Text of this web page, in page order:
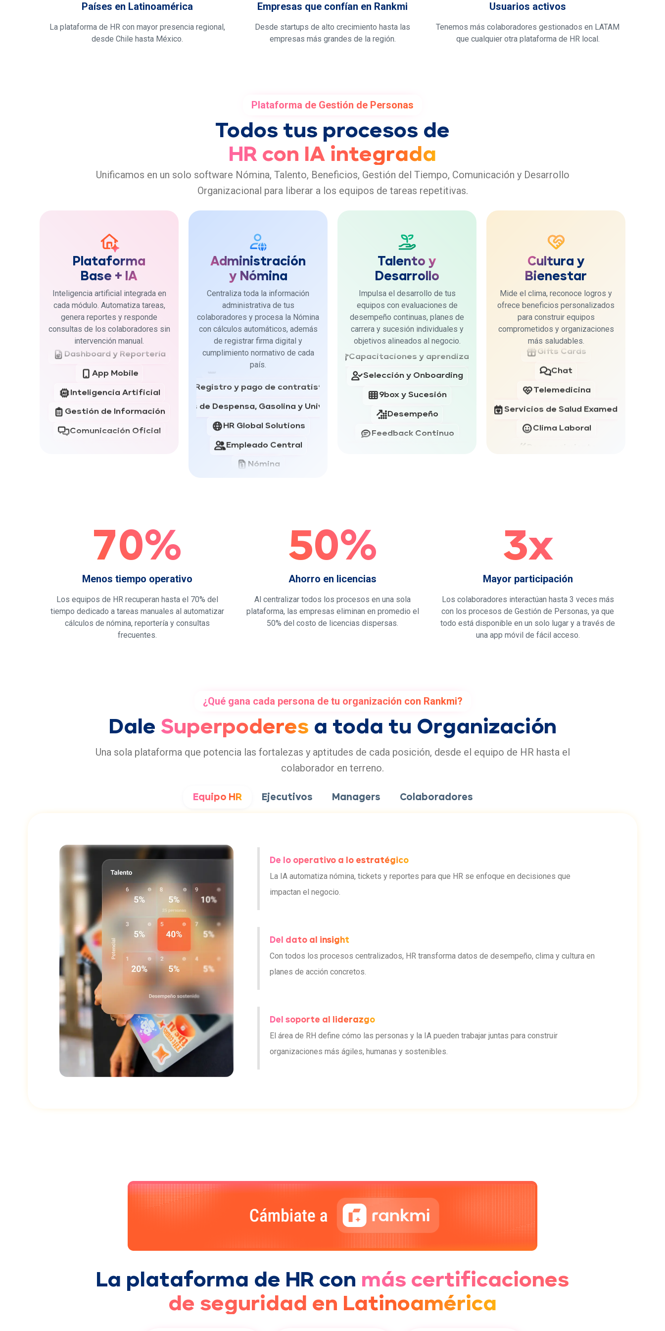
Países en Latinoamérica
La plataforma de HR con mayor presencia regional,
desde Chile hasta México.
Empresas que confían en Rankmi
Desde startups de alto crecimiento hasta las
empresas más grandes de la región.
Usuarios activos
Tenemos más colaboradores gestionados en LATAM
que cualquier otra plataforma de HR local.
Plataforma de Gestión de Personas
Todos tus procesos de
HR con IA integrada
Unificamos en un solo software Nómina, Talento, Beneficios, Gestión del Tiempo, Comunicación y Desarrollo
Organizacional para liberar a los equipos de tareas repetitivas.
Plataforma
Base + IA
Inteligencia artificial integrada en
cada módulo. Automatiza tareas,
genera reportes y responde
consultas de los colaboradores sin
intervención manual.
Inteligencia Artificial
Gestión de Información
Comunicación Oficial
Inteligencia Artificial
Gestión de Información
Comunicación Oficial
Administración
y Nómina
Centraliza toda la información
administrativa de tus
colaboradores y procesa la Nómina
con cálculos automáticos, además
de registrar firma digital y
cumplimiento normativo de cada
país.
Empleado Central
Nómina
Flujos de Solicitudes
Firma Digital
Gestión del Tiempo
Control de asistencia
Control de asistencia
Registro y pago de contratistas
Talento y
Desarrollo
Impulsa el desarrollo de tus
equipos con evaluaciones de
desempeño continuas, planes de
carrera y sucesión individuales y
objetivos alineados al negocio.
Desempeño
Feedback Continuo
Plan de Desarrollo Individual
Planes de Acción
Gestión de Objetivos y Metas
Capacitaciones y aprendizaje
Cultura y
Bienestar
Mide el clima, reconoce logros y
ofrece beneficios personalizados
para construir equipos
comprometidos y organizaciones
más saludables.
Reconocimiento
Encuestas Libres
Planes de Acción
Beneficios+
Gifts Cards
70%
Menos tiempo operativo
Los equipos de HR recuperan hasta el 70% del
tiempo dedicado a tareas manuales al automatizar
cálculos de nómina, reportería y consultas
frecuentes.
50%
Ahorro en licencias
Al centralizar todos los procesos en una sola
plataforma, las empresas eliminan en promedio el
50% del costo de licencias dispersas.
3x
Mayor participación
Los colaboradores interactúan hasta 3 veces más
con los procesos de Gestión de Personas, ya que
todo está disponible en un solo lugar y a través de
una app móvil de fácil acceso.
¿Qué gana cada persona de tu organización con Rankmi?
Dale Superpoderes a toda tu Organización
Una sola plataforma que potencia las fortalezas y aptitudes de cada posición, desde el equipo de HR hasta el
colaborador en terreno.
Equipo HR Ejecutivos Managers Colaboradores
De lo operativo a lo estratégico
La IA automatiza nómina, tickets y reportes para que HR se enfoque en decisiones que
impactan el negocio.
Del dato al insight
Con todos los procesos centralizados, HR transforma datos de desempeño, clima y cultura en
planes de acción concretos.
Del soporte al liderazgo
El área de RH define cómo las personas y la IA pueden trabajar juntas para construir
organizaciones más ágiles, humanas y sostenibles.
La plataforma de HR con más certificaciones
de seguridad en Latinoamérica